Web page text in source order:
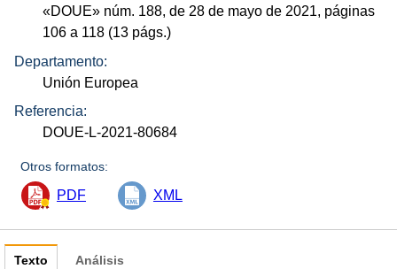
«DOUE» núm. 188, de 28 de mayo de 2021, páginas
106 a 118 (13 págs.)
Departamento:
Unión Europea
Referencia:
DOUE-L-2021-80684
Otros formatos:
PDF XML
Texto Análisis